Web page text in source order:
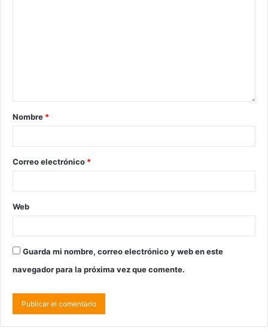
Nombre *
Correo electrónico *
Web
Guarda mi nombre, correo electrónico y web en este
navegador para la próxima vez que comente.